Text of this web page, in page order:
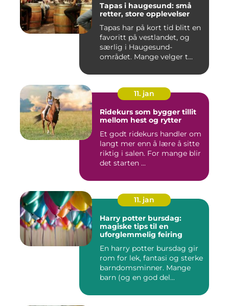
Tapas i haugesund: små
retter, store opplevelser
Tapas har på kort tid blitt en
favoritt på vestlandet, og
særlig i Haugesund-
området. Mange velger t...
11. jan
Ridekurs som bygger tillit
mellom hest og rytter
Et godt ridekurs handler om
langt mer enn å lære å sitte
riktig i salen. For mange blir
det starten ...
11. jan
Harry potter bursdag:
magiske tips til en
uforglemmelig feiring
En harry potter bursdag gir
rom for lek, fantasi og sterke
barndomsminner. Mange
barn (og en god del...